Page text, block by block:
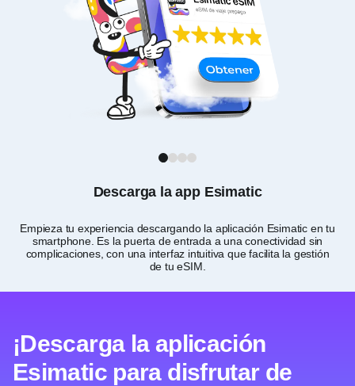
Descarga la app Esimatic
Empieza tu experiencia descargando la aplicación Esimatic en tu
smartphone. Es la puerta de entrada a una conectividad sin
complicaciones, con una interfaz intuitiva que facilita la gestión
de tu eSIM.
1
¡Descarga la aplicación
Esimatic para disfrutar de